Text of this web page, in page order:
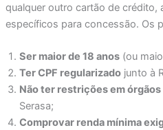
qualquer outro cartão de crédito,
específicos para concessão. Os
Ser maior de 18 anos(ou
Ter CPF regularizadojunto à
Não ter restrições em
Serasa;
Comprovar renda mínima